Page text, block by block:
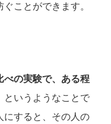
ことができます。
べの実験で、ある程
というようなことで
にすると、その人の